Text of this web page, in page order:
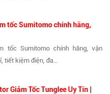
tốc Sumitomo chính hãng,
tốc Sumitomo chính hãng, vận
tiết kiệm điện, đa...
Giảm Tốc Tunglee Uy Tín |